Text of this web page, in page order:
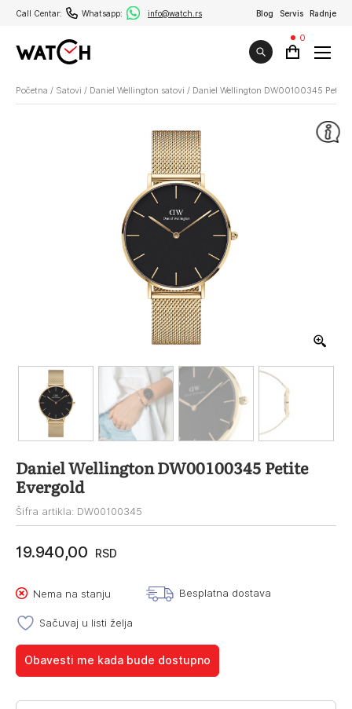
Call Centar: Whatsapp: info@watch.rs Blog Servis Radnje
0
Početna / Satovi / Daniel Wellington satovi / Daniel Wellington DW00100345 Petite
Daniel Wellington DW00100345 Petite
Evergold
Šifra artikla: DW00100345
19.940,00 RSD
Nema na stanju Besplatna dostava
Sačuvaj u listi želja
Obavesti me kada bude dostupno